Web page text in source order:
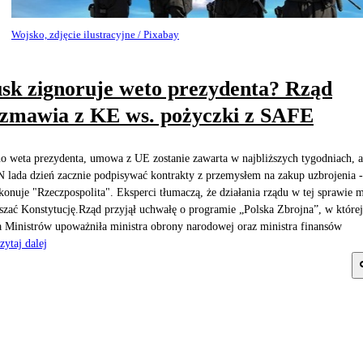
Wojsko, zdjęcie ilustracyjne / Pixabay
zignoruje weto prezydenta? Rząd
z KE ws. pożyczki z SAFE
weta prezydenta, umowa z UE zostanie zawarta w najbliższych tygodniach, a
lada dzień zacznie podpisywać kontrakty z przemysłem na zakup uzbrojenia -
"Rzeczpospolita". Eksperci tłumaczą, że działania rządu w tej sprawie
Konstytucję.Rząd przyjął uchwałę o programie „Polska Zbrojna”, w której
Ministrów upoważniła ministra obrony narodowej oraz ministra finansów
dalej